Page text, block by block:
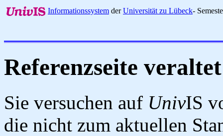
Informationssystem derUniversität zu Lübeck-
Referenzseite veraltet
Sie versuchen auf UnivIS
die nicht zum aktuellen